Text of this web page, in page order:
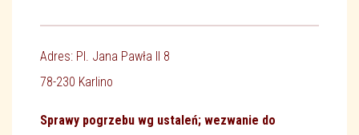
Adres: Pl. Jana Pawła II 8
78-230 Karlino
Sprawy pogrzebu wg ustaleń; wezwanie do